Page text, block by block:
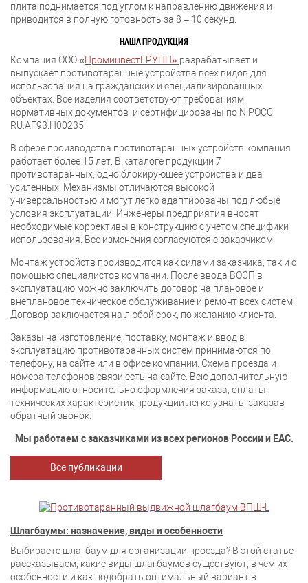
плита поднимается под углом к направлению движения и
приводится в полную готовность за 8 – 10 секунд.
НАША ПРОДУКЦИЯ
Компания ООО «ПроминвестГРУПП» разрабатывает и
выпускает противотаранные устройства всех видов для
использования на гражданских и специализированных
объектах. Все изделия соответствуют требованиям
нормативных документов и сертифицированы по N POCC
RU.АГ93.Н00235.
В сфере производства противотаранных устройств компания
работает более 15 лет. В каталоге продукции 7
противотаранных, одно блокирующее устройства и два
усиленных. Механизмы отличаются высокой
универсальностью и могут легко адаптированы под любые
условия эксплуатации. Инженеры предприятия вносят
необходимые коррективы в конструкцию с учетом специфики
использования. Все изменения согласуются с заказчиком.
Монтаж устройств производится как силами заказчика, так и с
помощью специалистов компании. После ввода ВОСП в
эксплуатацию можно заключить договор на плановое и
внеплановое техническое обслуживание и ремонт всех систем.
Договор заключается на любой срок, по желанию клиента.
Заказы на изготовление, поставку, монтаж и ввод в
эксплуатацию противотаранных систем принимаются по
телефону, на сайте или в офисе компании. Схема проезда и
номера телефонов связи есть на сайте. Всю дополнительную
информацию относительно оформления заказа, оплаты,
технических характеристик продукции легко узнать, заказав
обратный звонок.
Мы работаем с заказчиками из всех регионов России и ЕАС.
Все публикации
Шлагбаумы: назначение, виды и особенности
Выбираете шлагбаум для организации проезда? В этой статье
рассказываем, какие виды шлагбаумов существуют, в чем их
особенности и как подобрать оптимальный вариант в